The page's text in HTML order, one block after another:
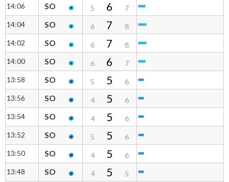
14:06
SO 5 6
7
14:04
SO 6 7
8
14:02
SO 6 7
8
14:00
SO 6 6
7
13:58
SO 5 5
6
13:56
SO 4 5
6
13:54
SO 4 5
6
13:52
SO 5 5
6
13:50
SO 4 5
6
13:48
SO 4 5
5